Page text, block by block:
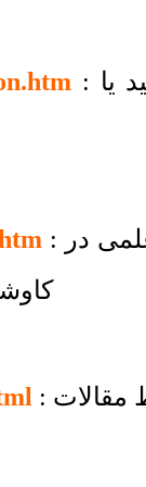
: چه فایل‌هایی را با جی‌میل نمی‌توانید بفرستید یا
: نحوه ثبت مقالات منتشر شده در پایگاههای علمی در
مقالات